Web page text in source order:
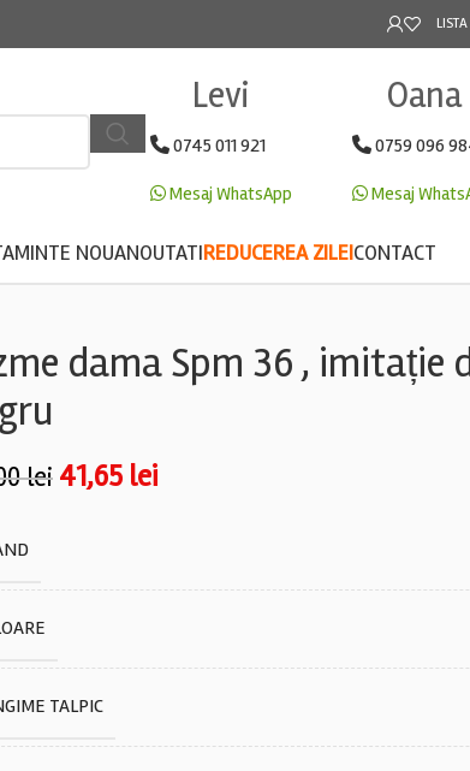
Levi
0745 011 921
Mesaj WhatsApp
Oana
0759 096
Mesaj
NOUANOUTATIREDUCEREA ZILEICONTACT
dama Spm 36 , imitație
lei 41,65 lei
TALPIC